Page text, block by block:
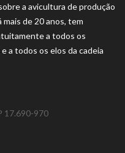
a avicultura de produção
de 20 anos, tem
a todos os
a todos os elos da cadeia
17.690-970